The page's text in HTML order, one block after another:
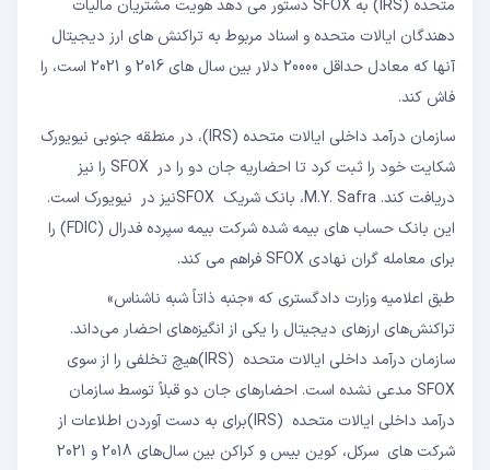
متحده (IRS) به SFOX دستور می دهد هویت مشتریان مالیات
دهندگان ایالات متحده و اسناد مربوط به تراکنش های ارز دیجیتال
آنها که معادل حداقل 20000 دلار بین سال های 2016 و 2021 است، را
فاش کند.
سازمان درآمد داخلی ایالات متحده (IRS)، در منطقه جنوبی نیویورک
شکایت خود را ثبت کرد تا احضاریه جان دو را در SFOX را نیز
دریافت کند. M.Y. Safra، بانک شریک SFOXنیز در نیویورک است.
این بانک حساب های بیمه شده شرکت بیمه سپرده فدرال (FDIC) را
برای معامله گران نهادی SFOX فراهم می کند.
طبق اعلامیه وزارت دادگستری که «جنبه ذاتاً شبه ناشناس»
تراکنش‌های ارزهای دیجیتال را یکی از انگیزه‌های احضار می‌داند.
سازمان درآمد داخلی ایالات متحده (IRS)هیچ تخلفی را از سوی
SFOX مدعی نشده است. احضارهای جان دو قبلاً توسط سازمان
درآمد داخلی ایالات متحده (IRS)برای به دست آوردن اطلاعات از
شرکت های سرکل، کوین بیس و کراکن بین سال‌های 2018 و 2021